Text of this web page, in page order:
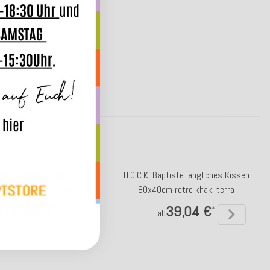
Ø45cm bunt Mandala
H.O.C.K. Baptiste längliches Kissen
80x40cm retro khaki terra
ab39,04 €*